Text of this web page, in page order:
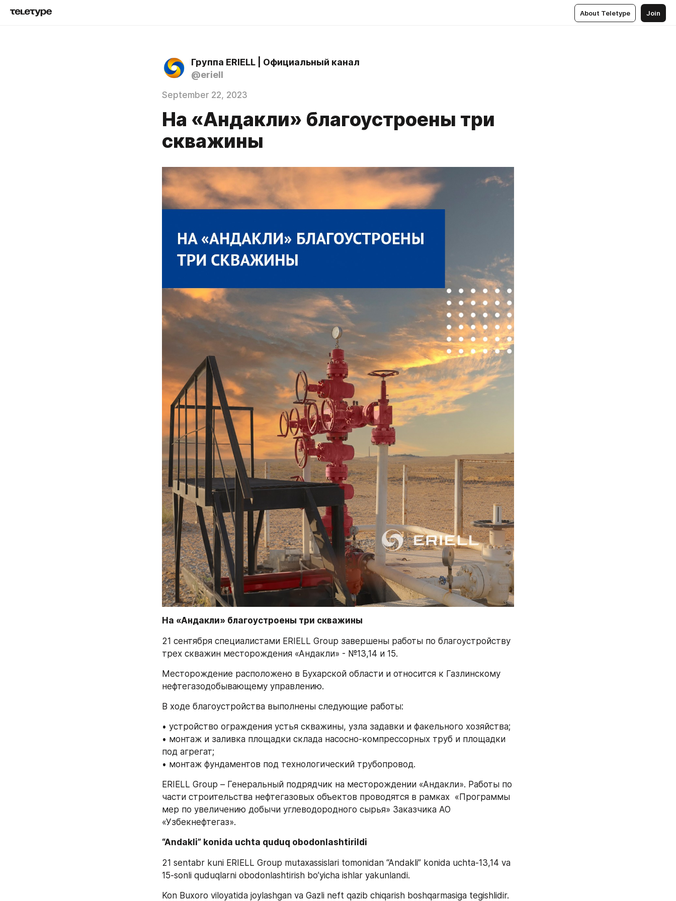
About Teletype Join
Группа ERIELL | Официальный канал
@eriell
September 22, 2023
На «Андакли» благоустроены три
скважины
На «Андакли» благоустроены три скважины
21 сентября специалистами ERIELL Group завершены работы по благоустройству
трех скважин месторождения «Андакли» - №13,14 и 15.
Месторождение расположено в Бухарской области и относится к Газлинскому
нефтегазодобывающему управлению.
В ходе благоустройства выполнены следующие работы:
• устройство ограждения устья скважины, узла задавки и факельного хозяйства;
• монтаж и заливка площадки склада насосно-компрессорных труб и площадки
под агрегат;
• монтаж фундаментов под технологический трубопровод.
ERIELL Group – Генеральный подрядчик на месторождении «Андакли». Работы по
части строительства нефтегазовых объектов проводятся в рамках  «Программы
мер по увеличению добычи углеводородного сырья» Заказчика АО
«Узбекнефтегаз».
“Andakli” konida uchta quduq obodonlashtirildi
21 sentabr kuni ERIELL Group mutaxassislari tomonidan “Andakli” konida uchta-13,14 va
15-sonli quduqlarni obodonlashtirish bo’yicha ishlar yakunlandi.
Kon Buxoro viloyatida joylashgan va Gazli neft qazib chiqarish boshqarmasiga tegishlidir.